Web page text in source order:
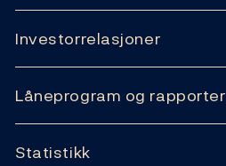
Investorrelasjoner
Låneprogram og rapporter
Statistikk